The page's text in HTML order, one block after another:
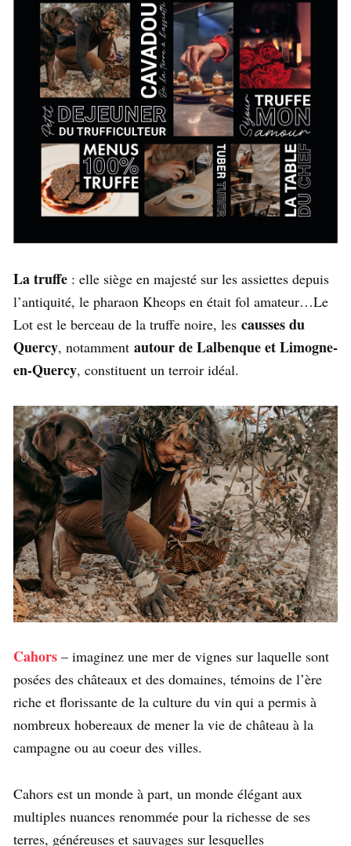
La truffe : elle siège en majesté sur les assiettes depuis
l’antiquité, le pharaon Kheops en était fol amateur…Le
Lot est le berceau de la truffe noire, les causses du
Quercy, notamment autour de Lalbenque et Limogne-
en-Quercy, constituent un terroir idéal.
Cahors – imaginez une mer de vignes sur laquelle sont
posées des châteaux et des domaines, témoins de l’ère
riche et florissante de la culture du vin qui a permis à
nombreux hobereaux de mener la vie de château à la
campagne ou au coeur des villes.
Cahors est un monde à part, un monde élégant aux
multiples nuances renommée pour la richesse de ses
terres, généreuses et sauvages sur lesquelles